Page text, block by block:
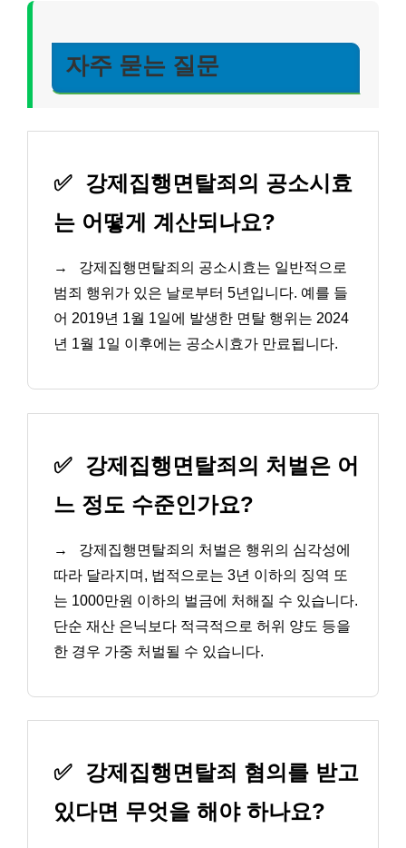
자주 묻는 질문
✅ 강제집행면탈죄의 공소시효
는 어떻게 계산되나요?
→
강제집행면탈죄의 공소시효는 일반적으로
범죄 행위가 있은 날로부터 5년입니다. 예를 들
어 2019년 1월 1일에 발생한 면탈 행위는 2024
년 1월 1일 이후에는 공소시효가 만료됩니다.
✅ 강제집행면탈죄의 처벌은 어
느 정도 수준인가요?
→
강제집행면탈죄의 처벌은 행위의 심각성에
따라 달라지며, 법적으로는 3년 이하의 징역 또
는 1000만원 이하의 벌금에 처해질 수 있습니다.
단순 재산 은닉보다 적극적으로 허위 양도 등을
한 경우 가중 처벌될 수 있습니다.
✅ 강제집행면탈죄 혐의를 받고
있다면 무엇을 해야 하나요?